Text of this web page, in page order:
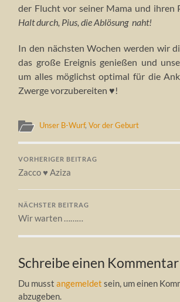
der Flucht vor seiner Mama und ihren
Halt durch, Pius, die Ablösung naht!
In den nächsten Wochen werden wir
das große Ereignis genießen und
um alles möglichst optimal für die
Zwerge vorzubereiten ♥!
Unser B-Wurf,Vor der Geburt
VORHERIGER BEITRAG
Zacco ♥ Aziza
NÄCHSTER BEITRAG
Wir warten ………
Schreibe einen Kommentar
Du musstangemeldet sein, um einen
abzugeben.